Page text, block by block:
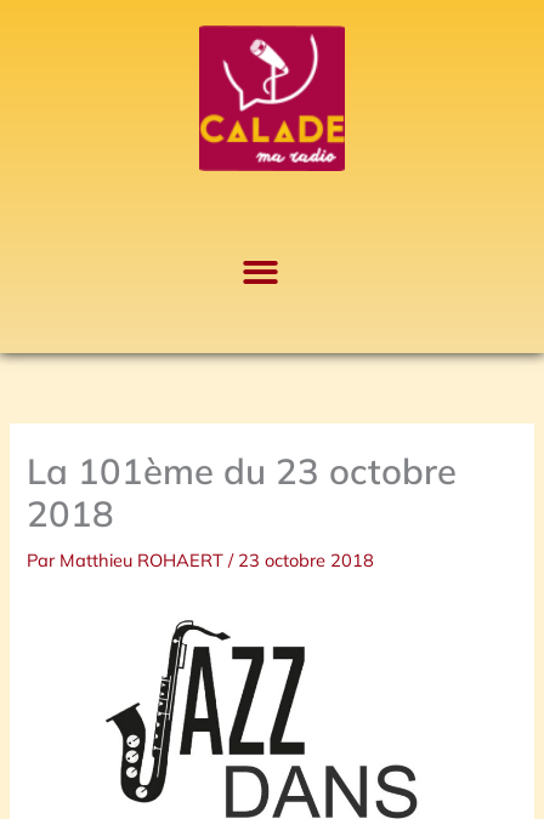
La 101ème du 23 octobre
2018
Par Matthieu ROHAERT/ 23 octobre 2018